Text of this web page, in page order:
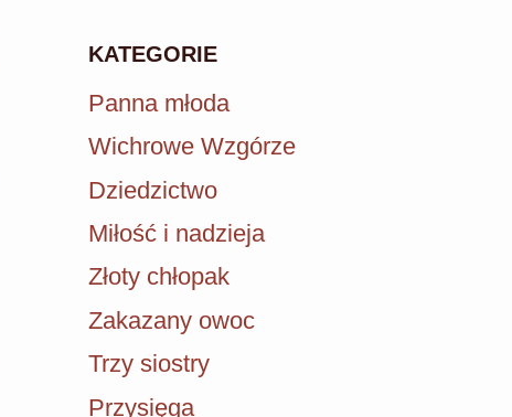
KATEGORIE
Panna młoda
Wichrowe Wzgórze
Dziedzictwo
Miłość i nadzieja
Złoty chłopak
Zakazany owoc
Trzy siostry
Przysięga